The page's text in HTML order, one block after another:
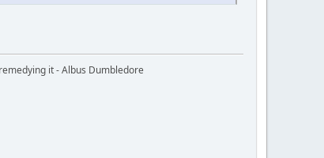
it - Albus Dumbledore